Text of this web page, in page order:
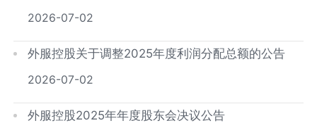
2026-07-02
外服控股关于调整2025年度利润分配总额的公告
2026-07-02
外服控股2025年年度股东会决议公告